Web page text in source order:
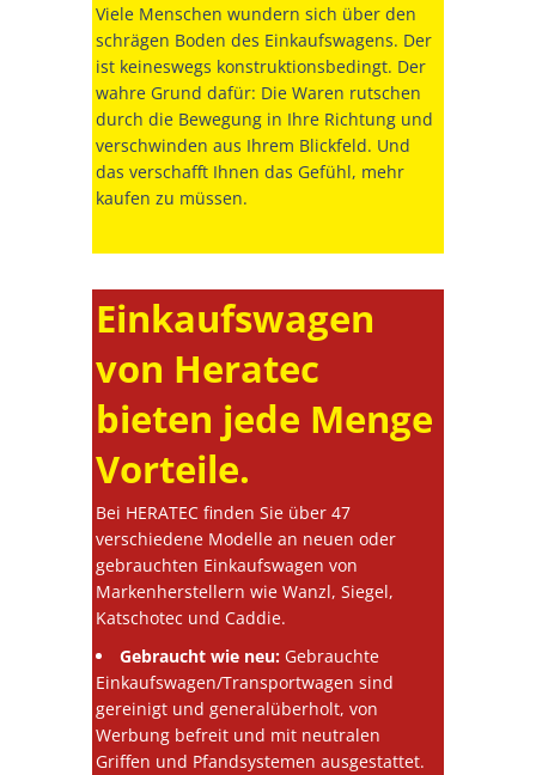
Viele Menschen wundern sich über den
schrägen Boden des Einkaufswagens. Der
ist keineswegs konstruktionsbedingt. Der
wahre Grund dafür: Die Waren rutschen
durch die Bewegung in Ihre Richtung und
verschwinden aus Ihrem Blickfeld. Und
das verschafft Ihnen das Gefühl, mehr
kaufen zu müssen.
Einkaufswagen
von Heratec
bieten jede Menge
Vorteile.
Bei HERATEC finden Sie über 47
verschiedene Modelle an neuen oder
gebrauchten Einkaufswagen von
Markenherstellern wie Wanzl, Siegel,
Katschotec und Caddie.
Gebraucht wie neu: Gebrauchte
Einkaufswagen/Transportwagen sind
gereinigt und generalüberholt, von
Werbung befreit und mit neutralen
Griffen und Pfandsystemen ausgestattet.